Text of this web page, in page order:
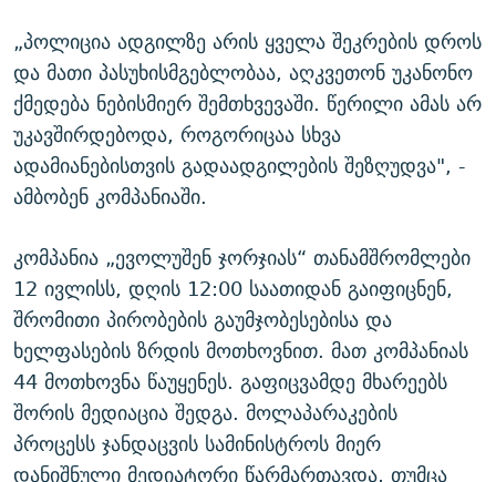
„პოლიცია ადგილზე არის ყველა შეკრების დროს
და მათი პასუხისმგებლობაა, აღკვეთონ უკანონო
ქმედება ნებისმიერ შემთხვევაში. წერილი ამას არ
უკავშირდებოდა, როგორიცაა სხვა
ადამიანებისთვის გადაადგილების შეზღუდვა", -
ამბობენ კომპანიაში.
კომპანია „ევოლუშენ ჯორჯიას“ თანამშრომლები
12 ივლისს, დღის 12:00 საათიდან გაიფიცნენ,
შრომითი პირობების გაუმჯობესებისა და
ხელფასების ზრდის მოთხოვნით. მათ კომპანიას
44 მოთხოვნა წაუყენეს. გაფიცვამდე მხარეებს
შორის მედიაცია შედგა. მოლაპარაკების
პროცესს ჯანდაცვის სამინისტროს მიერ